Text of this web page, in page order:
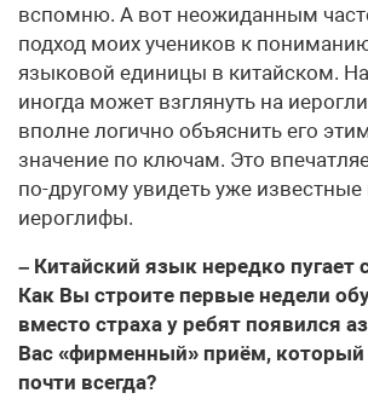
вспомню. А вот неожиданным
подход моих учеников к
языковой единицы в китайском.
иногда может взглянуть на
вполне логично объяснить его
значение по ключам. Это
по-другому увидеть уже
иероглифы.
– Китайский язык нередко
Как Вы строите первые недели
вместо страха у ребят появился
Вас «фирменный» приём, который
почти всегда?